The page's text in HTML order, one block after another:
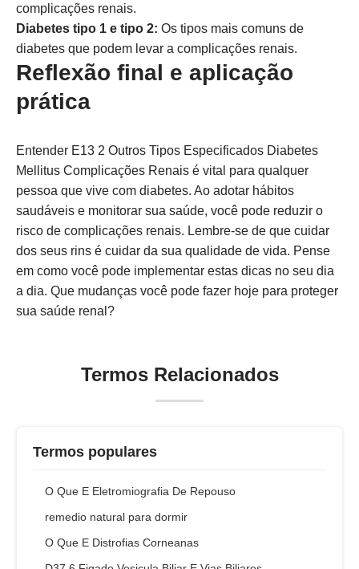
complicações renais.
Diabetes tipo 1 e tipo 2: Os tipos mais comuns de
diabetes que podem levar a complicações renais.
Reflexão final e aplicação
prática
Entender E13 2 Outros Tipos Especificados Diabetes
Mellitus Complicações Renais é vital para qualquer
pessoa que vive com diabetes. Ao adotar hábitos
saudáveis e monitorar sua saúde, você pode reduzir o
risco de complicações renais. Lembre-se de que cuidar
dos seus rins é cuidar da sua qualidade de vida. Pense
em como você pode implementar estas dicas no seu dia
a dia. Que mudanças você pode fazer hoje para proteger
sua saúde renal?
Termos Relacionados
Termos populares
O Que E Eletromiografia De Repouso
remedio natural para dormir
O Que E Distrofias Corneanas